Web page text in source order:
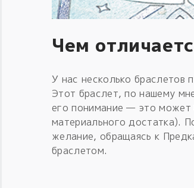
Чем
У нас несколько браслетов
Этот браслет, по нашему
его понимание — это может
материального достатка).
желание, обращаясь к
браслетом.